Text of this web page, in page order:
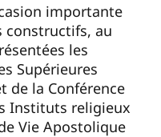
importante
constructifs, au
les
Supérieures
de la Conférence
Instituts religieux
Vie Apostolique